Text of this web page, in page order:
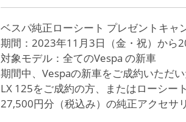
ベスパ純正ローシート プレゼントキャ
期間：2023年11月3日（金・祝）から
対象モデル：全てのVespa の新車
期間中、Vespaの新車をご成約いただ
LX 125をご成約の方、またはローシー
27,500円分（税込み）の純正アクセサ